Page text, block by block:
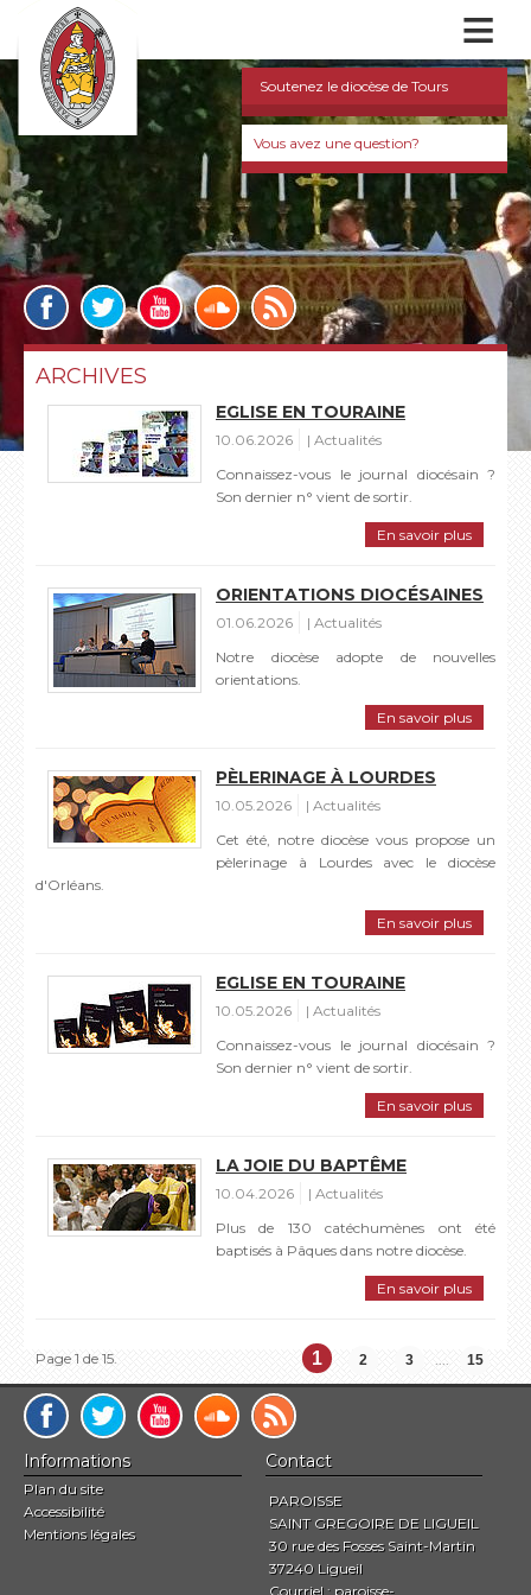
≡
Soutenez le diocèse de Tours
Vous avez une question?
ARCHIVES
EGLISE EN TOURAINE
10.06.2026
Actualités
Connaissez-vous le journal diocésain ?
Son dernier n° vient de sortir.
En savoir plus
ORIENTATIONS DIOCÉSAINES
01.06.2026
Actualités
Notre diocèse adopte de nouvelles
orientations.
En savoir plus
PÈLERINAGE À LOURDES
10.05.2026
Actualités
Cet été, notre diocèse vous propose un
pèlerinage à Lourdes avec le diocèse
d'Orléans.
En savoir plus
EGLISE EN TOURAINE
10.05.2026
Actualités
Connaissez-vous le journal diocésain ?
Son dernier n° vient de sortir.
En savoir plus
LA JOIE DU BAPTÊME
10.04.2026
Actualités
Plus de 130 catéchumènes ont été
baptisés à Pâques dans notre diocèse.
En savoir plus
Page 1 de 15. 1 2 3 .... 15
Informations
Plan du site
Accessibilité
Mentions légales
Contact
PAROISSE
SAINT GREGOIRE DE LIGUEIL
30 rue des Fosses Saint-Martin
37240 Ligueil
Courriel : paroisse-